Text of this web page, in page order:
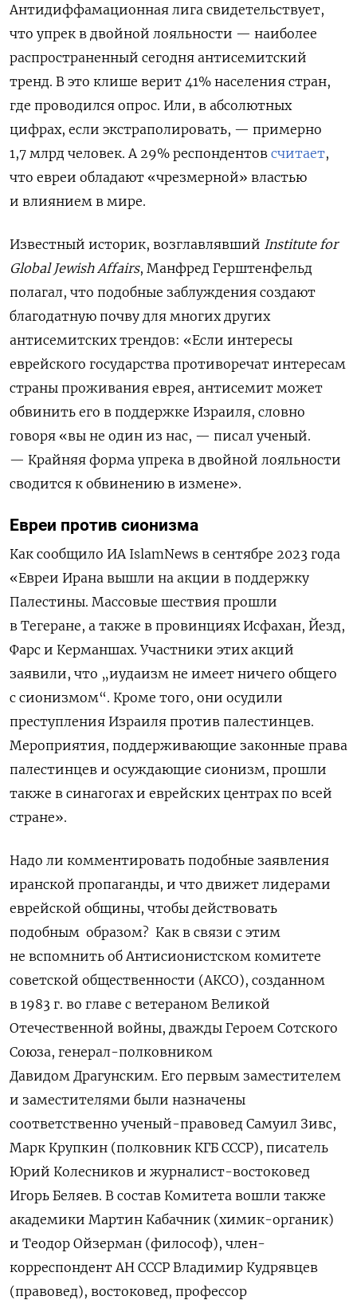
Антидиффамационная лига свидетельствует,
что упрек в двойной лояльности — наиболее
распространенный сегодня антисемитский
тренд. В это клише верит 41% населения стран,
где проводился опрос. Или, в абсолютных
цифрах, если экстраполировать, — примерно
1,7 млрд человек. А 29% респондентов считает,
что евреи обладают «чрезмерной» властью
и влиянием в мире.
Известный историк, возглавлявший Institute for
Global Jewish Affairs, Манфред Герштенфельд
полагал, что подобные заблуждения создают
благодатную почву для многих других
антисемитских трендов: «Если интересы
еврейского государства противоречат интересам
страны проживания еврея, антисемит может
обвинить его в поддержке Израиля, словно
говоря «вы не один из нас, — писал ученый.
— Крайняя форма упрека в двойной лояльности
сводится к обвинению в измене».
Евреи против сионизма
Как сообщило ИА IslamNews в сентябре 2023 года
«Евреи Ирана вышли на акции в поддержку
Палестины. Массовые шествия прошли
в Тегеране, а также в провинциях Исфахан, Йезд,
Фарс и Керманшах. Участники этих акций
заявили, что „иудаизм не имеет ничего общего
с сионизмом“. Кроме того, они осудили
преступления Израиля против палестинцев.
Мероприятия, поддерживающие законные права
палестинцев и осуждающие сионизм, прошли
также в синагогах и еврейских центрах по всей
стране».
Надо ли комментировать подобные заявления
иранской пропаганды, и что движет лидерами
еврейской общины, чтобы действовать
подобным образом? Как в связи с этим
не вспомнить об Антисионистском комитете
советской общественности (АКСО), созданном
в 1983 г. во главе с ветераном Великой
Отечественной войны, дважды Героем Сотского
Союза, генерал-полковником
Давидом Драгунским. Его первым заместителем
и заместителями были назначены
соответственно ученый-правовед Самуил Зивс,
Марк Крупкин (полковник КГБ СССР), писатель
Юрий Колесников и журналист-востоковед
Игорь Беляев. В состав Комитета вошли также
академики Мартин Кабачник (химик-органик)
и Теодор Ойзерман (философ), член-
корреспондент АН СССР Владимир Кудрявцев
(правовед), востоковед, профессор